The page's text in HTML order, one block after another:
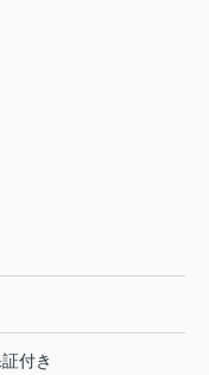
付き